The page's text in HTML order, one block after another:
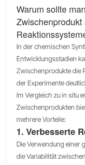
Warum sollte
In der chemischen
Entwicklungsstadien
Zwischenprodukte die
der Experimente
Im Vergleich zu in situ
Zwischenprodukten
mehrere Vorteile:
1. Verbesserte
Die Verwendung einer
die Variabilität